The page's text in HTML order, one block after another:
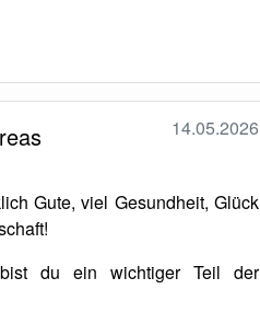
14.05.2026
Gute, viel Gesundheit, Glück
du ein wichtiger Teil der